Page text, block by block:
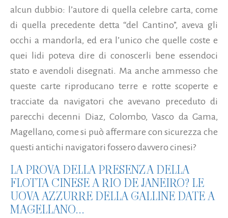
alcun dubbio: l’autore di quella celebre carta, come
di quella precedente detta “del Cantino”, aveva gli
occhi a mandorla, ed era l’unico che quelle coste e
quei lidi poteva dire di conoscerli bene essendoci
stato e avendoli disegnati. Ma anche ammesso che
queste carte riproducano terre e rotte scoperte e
tracciate da navigatori che avevano preceduto di
parecchi decenni Diaz, Colombo, Vasco da Gama,
Magellano, come si può affermare con sicurezza che
questi antichi navigatori fossero davvero cinesi?
LA PROVA DELLA PRESENZA DELLA
FLOTTA CINESE A RIO DE JANEIRO? LE
UOVA AZZURRE DELLA GALLINE DATE A
MAGELLANO...